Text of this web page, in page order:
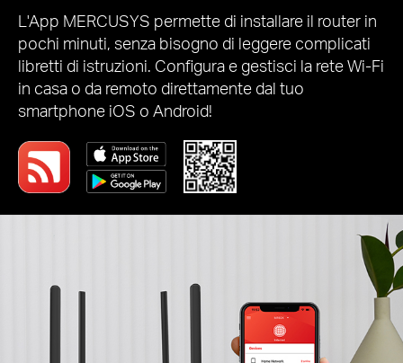
L'App MERCUSYS permette di installare il router in
pochi minuti, senza bisogno di leggere complicati
libretti di istruzioni. Configura e gestisci la rete Wi-Fi
in casa o da remoto direttamente dal tuo
smartphone iOS o Android!